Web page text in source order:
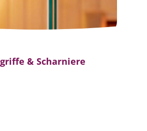
& Scharniere